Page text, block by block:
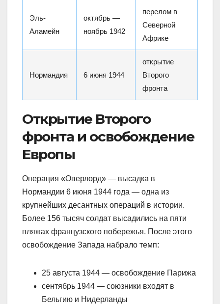
Эль-
Аламейн
октябрь —
ноябрь 1942
перелом в
Северной
Африке
Нормандия 6 июня 1944
открытие
Второго
фронта
Открытие Второго
фронта и освобождение
Европы
Операция «Оверлорд» — высадка в
Нормандии 6 июня 1944 года — одна из
крупнейших десантных операций в истории.
Более 156 тысяч солдат высадились на пяти
пляжах французского побережья. После этого
освобождение Запада набрало темп:
25 августа 1944 — освобождение Парижа
сентябрь 1944 — союзники входят в
Бельгию и Нидерланды